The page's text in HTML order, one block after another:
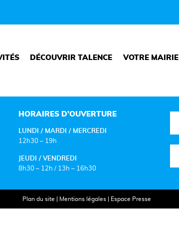
DÉCOUVRIR TALENCE VOTRE MAIRIE
HORAIRES D’OUVERTURE
LUNDI / MARDI / MERCREDI
12h30 – 19h
JEUDI / VENDREDI
8h30 – 12h / 13h – 16h30
Plan du site Mentions légales Espace Presse